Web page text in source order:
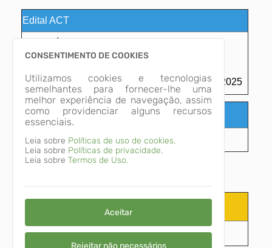
Edital ACT
Número:EDITAL 0026 DE 02 DE
SETEMBRO DE 2025
setembro até 23:59 de 03 de outubro de 2025
Função Pública
Fonoaudiólogo - 20hs
Edital 0026/2025 Fonoaudiólogo
CONSENTIMENTO DE COOKIES
Utilizamos cookies e tecnologias
semelhantes para fornecer-lhe uma
melhor experiência de navegação, assim
como providenciar alguns recursos
essenciais.
Leia sobre Políticas de uso de cookies.
Leia sobre Políticas de privacidade.
Leia sobre Termos de Uso.
Aceitar
Rejeitar não necessários